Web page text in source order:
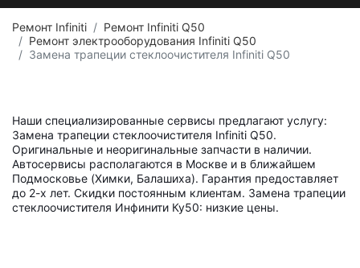
Ремонт Infiniti
Ремонт Infiniti Q50
Ремонт электрооборудования Infiniti Q50
Замена трапеции стеклоочистителя Infiniti Q50
Наши специализированные сервисы предлагают услугу:
Замена трапеции стеклоочистителя Infiniti Q50.
Оригинальные и неоригинальные запчасти в наличии.
Автосервисы располагаются в Москве и в ближайшем
Подмосковье (Химки, Балашиха). Гарантия предоставляет
до 2-х лет. Скидки постоянным клиентам. Замена трапеции
стеклоочистителя Инфинити Ку50: низкие цены.